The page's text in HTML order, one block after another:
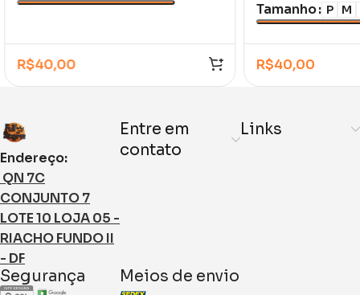
R$40,00
Tamanho
P M
R$40,00
Endereço:
QN 7C
CONJUNTO 7
LOTE 10 LOJA 05 -
RIACHO FUNDO II
- DF
Entre em
contato
Links
Segurança Meios de envio